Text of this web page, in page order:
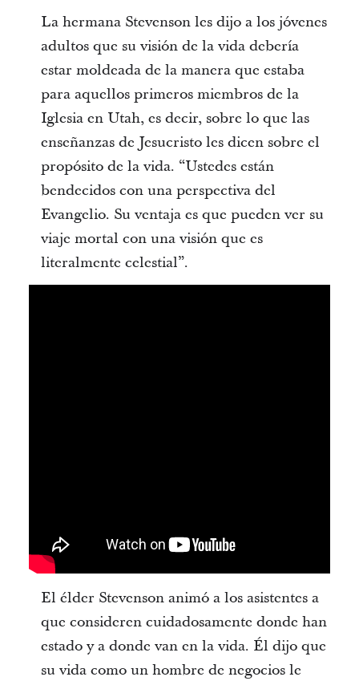
La hermana Stevenson les dijo a los jóvenes
adultos que su visión de la vida debería
estar moldeada de la manera que estaba
para aquellos primeros miembros de la
Iglesia en Utah, es decir, sobre lo que las
enseñanzas de Jesucristo les dicen sobre el
propósito de la vida. “Ustedes están
bendecidos con una perspectiva del
Evangelio. Su ventaja es que pueden ver su
viaje mortal con una visión que es
literalmente celestial”.
El élder Stevenson animó a los asistentes a
que consideren cuidadosamente donde han
estado y a donde van en la vida. Él dijo que
su vida como un hombre de negocios le